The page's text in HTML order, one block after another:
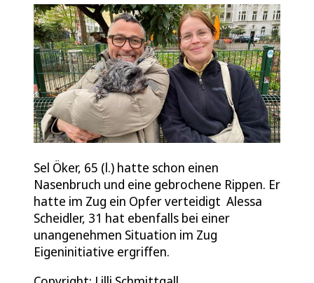
Sel Öker, 65 (l.) hatte schon einen
Nasenbruch und eine gebrochene Rippen. Er
hatte im Zug ein Opfer verteidigt Alessa
Scheidler, 31 hat ebenfalls bei einer
unangenehmen Situation im Zug
Eigeninitiative ergriffen.